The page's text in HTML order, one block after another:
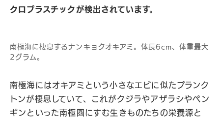
クロプラスチックが検出されています。
南極海に棲息するナンキョクオキアミ。体長6cm、体重最大
2グラム。
南極海にはオキアミという小さなエビに似たプランク
トンが棲息していて、これがクジラやアザラシやペン
ギンといった南極圏にすむ生きものたちの栄養源と